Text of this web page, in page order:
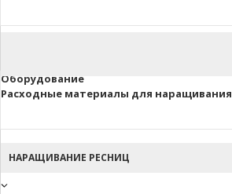
Оборудование
Расходные материалы для наращивания
НАРАЩИВАНИЕ РЕСНИЦ